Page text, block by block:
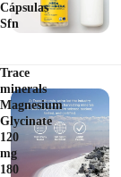
Cápsulas
Sfn
Trace
minerals
Magnesium
Glycinate
120
mg
180